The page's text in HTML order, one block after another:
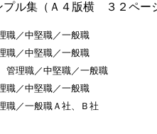
ル集（Ａ４版横 ３２ペー
職／中堅職／一般職
／中堅職／一般職
理職／中堅職／一般職
／中堅職／一般職
／一般職Ａ社、Ｂ社